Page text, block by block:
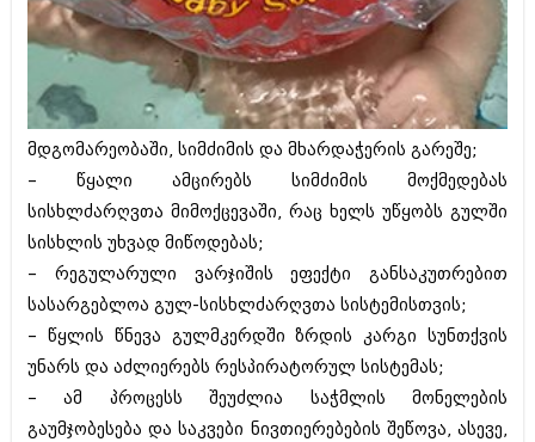
ივნისი 2010 (685)
მაისი 2010 (232)
აპრილი 2010 (229)
მარტი 2010 (454)
თებერვალი 2010 (421)
იანვარი 2010 (422)
დეკემბერი 2009 (510)
ნოემბერი 2009 (308)
ოქტომბერი 2009 (382)
სექტემბერი 2009 (541)
აგვისტო 2009 (14)
ივლისი 2009 (118)
თებერვალი 0216 (1)
ოქტომბერი 0215 (1)
აგვისტო 0215 (2)
აგვისტო 0212 (1)
მდგომარეობაში, სიმძიმის და მხარდაჭერის გარეშე;
– წყალი ამცირებს სიმძიმის მოქმედებას
სისხლძარღვთა მიმოქცევაში, რაც ხელს უწყობს გულში
სისხლის უხვად მიწოდებას;
– რეგულარული ვარჯიშის ეფექტი განსაკუთრებით
სასარგებლოა გულ-სისხლძარღვთა სისტემისთვის;
– წყლის წნევა გულმკერდში ზრდის კარგი სუნთქვის
უნარს და აძლიერებს რესპირატორულ სისტემას;
– ამ პროცესს შეუძლია საჭმლის მონელების
გაუმჯობესება და საკვები ნივთიერებების შეწოვა, ასევე,